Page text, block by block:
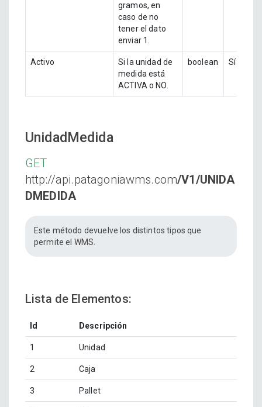
gramos, en
caso de no
tener el dato
enviar 1.
Activo
Si la unidad de
medida está
ACTIVA o NO.
boolean Sí
UnidadMedida
GET
http://api.patagoniawms.com/V1/UNIDA
DMEDIDA
Este método devuelve los distintos tipos que
permite el WMS.
Lista de Elementos:
Id Descripción
1 Unidad
2 Caja
3 Pallet